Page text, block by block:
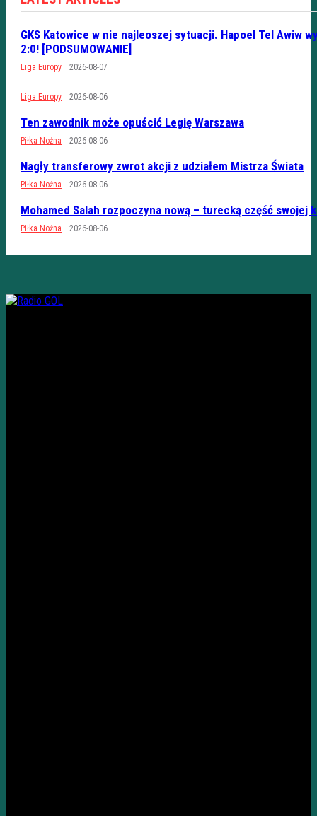
GKS Katowice w nie najleoszej sytuacji. Hapoel Tel Awiw
2:0! [PODSUMOWANIE]
Liga Europy 2026-08-07
Liga Europy 2026-08-06
Ten zawodnik może opuścić Legię Warszawa
Piłka Nożna 2026-08-06
Nagły transferowy zwrot akcji z udziałem Mistrza Świata
Piłka Nożna 2026-08-06
Mohamed Salah rozpoczyna nową – turecką część swojej
Piłka Nożna 2026-08-06